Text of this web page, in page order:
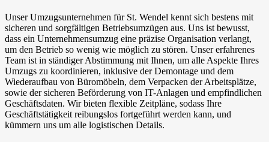
Unser Umzugsunternehmen für St. Wendel kennt sich bestens mit
sicheren und sorgfältigen Betriebsumzügen aus. Uns ist bewusst,
dass ein Unternehmensumzug eine präzise Organisation verlangt,
um den Betrieb so wenig wie möglich zu stören. Unser erfahrenes
Team ist in ständiger Abstimmung mit Ihnen, um alle Aspekte Ihres
Umzugs zu koordinieren, inklusive der Demontage und dem
Wiederaufbau von Büromöbeln, dem Verpacken der Arbeitsplätze,
sowie der sicheren Beförderung von IT-Anlagen und empfindlichen
Geschäftsdaten. Wir bieten flexible Zeitpläne, sodass Ihre
Geschäftstätigkeit reibungslos fortgeführt werden kann, und
kümmern uns um alle logistischen Details.